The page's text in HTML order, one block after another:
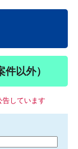
以外）
告しています